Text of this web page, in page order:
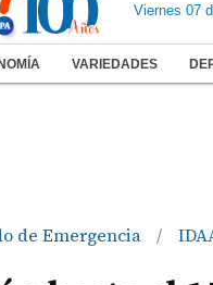
Viernes 07
VARIEDADES
de Emergencia /